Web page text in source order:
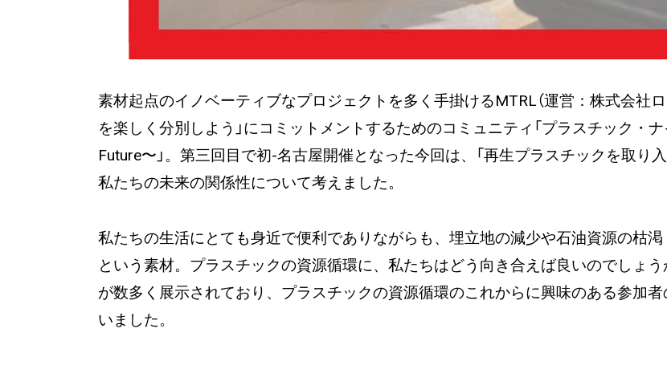
素材起点のイノベーティブなプロジェクトを多く手掛けるMTRL（運営：株式会社
を楽しく分別しよう」にコミットメントするためのコミュニティ「プラスチック・
Future〜」。第三回目で初-名古屋開催となった今回は、「再生プラスチックを取り
私たちの未来の関係性について考えました。
私たちの生活にとても身近で便利でありながらも、埋立地の減少や石油資源の枯
という素材。プラスチックの資源循環に、私たちはどう向き合えば良いのでしょ
が数多く展示されており、プラスチックの資源循環のこれからに興味のある参加
いました。